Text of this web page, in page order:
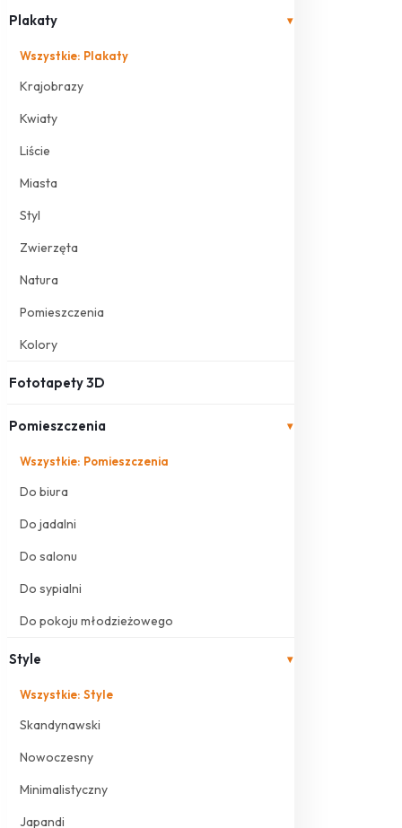
Plakaty ▾
Wszystkie: Plakaty
Krajobrazy
Kwiaty
Liście
Miasta
Styl
Zwierzęta
Natura
Pomieszczenia
Kolory
Fototapety 3D
Pomieszczenia ▾
Wszystkie: Pomieszczenia
Do biura
Do jadalni
Do salonu
Do sypialni
Do pokoju młodzieżowego
Style ▾
Wszystkie: Style
Skandynawski
Nowoczesny
Minimalistyczny
Japandi